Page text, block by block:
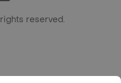
reserved.